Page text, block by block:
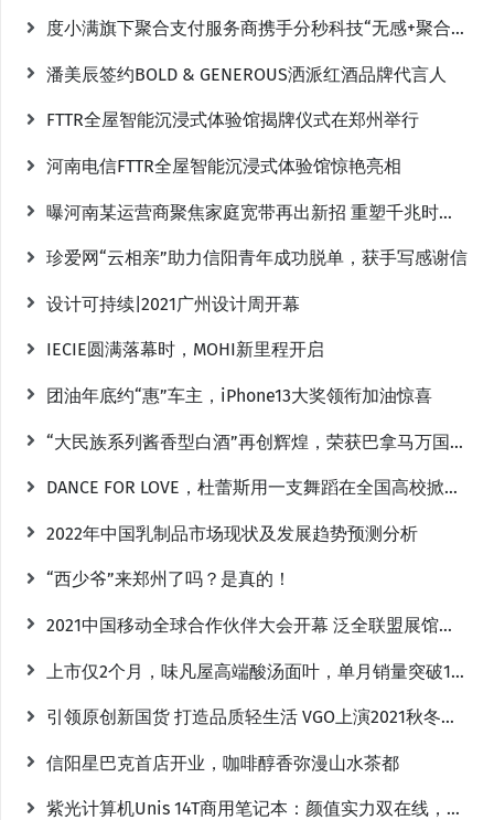
度小满旗下聚合支付服务商携手分秒科技“无感+聚合支付”智慧停车项目落地郑州
潘美辰签约BOLD & GENEROUS洒派红酒品牌代言人
FTTR全屋智能沉浸式体验馆揭牌仪式在郑州举行
河南电信FTTR全屋智能沉浸式体验馆惊艳亮相
曝河南某运营商聚焦家庭宽带再出新招 重塑千兆时代数字生活
珍爱网“云相亲”助力信阳青年成功脱单，获手写感谢信
设计可持续|2021广州设计周开幕
IECIE圆满落幕时，MOHI新里程开启
团油年底约“惠”车主，iPhone13大奖领衔加油惊喜
“大民族系列酱香型白酒”再创辉煌，荣获巴拿马万国博览会“特等金奖”！
DANCE FOR LOVE，杜蕾斯用一支舞蹈在全国高校掀起防艾新姿势
2022年中国乳制品市场现状及发展趋势预测分析
“西少爷”来郑州了吗？是真的！
2021中国移动全球合作伙伴大会开幕 泛全联盟展馆打造终端沉浸式体验
上市仅2个月，味凡屋高端酸汤面叶，单月销量突破120万桶！
引领原创新国货 打造品质轻生活 VGO上演2021秋冬新品秀
信阳星巴克首店开业，咖啡醇香弥漫山水茶都
紫光计算机Unis 14T商用笔记本：颜值实力双在线，高效办公好选择